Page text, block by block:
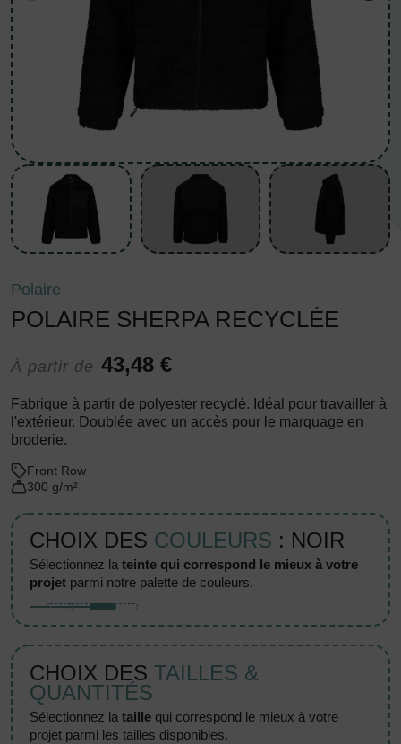
Polaire
POLAIRE SHERPA RECYCLÉE
À partir de 43,48 €
Fabrique à partir de polyester recyclé. Idéal pour travailler à
l'extérieur. Doublée avec un accès pour le marquage en
broderie.
Front Row
300 g/m²
CHOIX DES COULEURS : NOIR
sélectionnez lateinte qui correspond le mieux à votre
projet parmi notre palette de couleurs.
CHOIX DES TAILLES &
QUANTITÉS
sélectionnez lataille qui correspond le mieux à votre
projet parmi les tailles disponibles.